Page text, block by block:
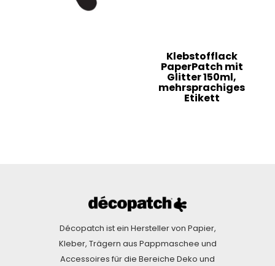
Klebstofflack
PaperPatch mit
Glitter 150ml,
mehrsprachiges
Etikett
Décopatch ist ein Hersteller von Papier,
Kleber, Trägern aus Pappmaschee und
Accessoires für die Bereiche Deko und